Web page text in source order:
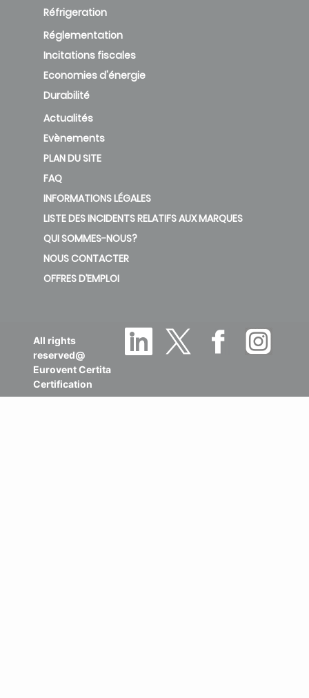
Réfrigeration
Réglementation
Incitations fiscales
Economies d'énergie
Durabilité
Actualités
Evènements
PLAN DU SITE
FAQ
INFORMATIONS LÉGALES
LISTE DES INCIDENTS RELATIFS AUX MARQUES
QUI SOMMES-NOUS?
NOUS CONTACTER
OFFRES D’EMPLOI
All rights
reserved@
Eurovent Certita
Certification